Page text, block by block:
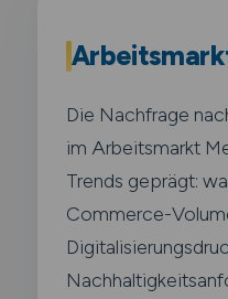
Die Nachfrage
im Arbeitsmarkt
Trends geprägt:
Commerce-